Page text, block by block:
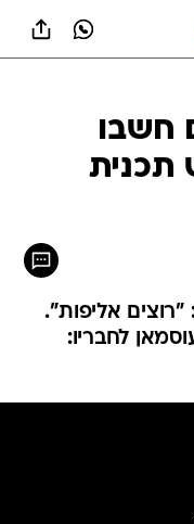
חשבו
תכנית
אליפות".
לחבריו: